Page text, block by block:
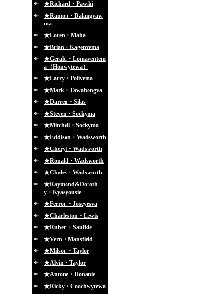
★Richard・Pawiki
★Ramon・Dalangyaw
ma
★Loren・Maha
★Brian・Kagenvema
★Gerald・Lomaventem
a（Honwytewa）
★Larry・Polivema
★Mark・Tawahongva
★Darren・Silas
★Steven・Sockyma
★Mitchell・Sockyma
★Eddison・Wadsworth
★Cheryl・Wadsworth
★Ronald・Wadsworth
★Chales・Wadsworth
★Raymond&Doroth
y・Kyasyousie
★Ferron・Joseyesva
★Charleston・Lewis
★Ruben・Saufkie
★Vern・Mansfield
★Milson・Taylor
★Alvin・Taylor
★Antone・Honanie
★Ricky・Coochwytewa